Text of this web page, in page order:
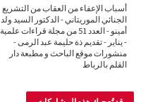
أسباب الإعفاء من العقاب من التشريع
الجنائي الموريتاني - الدكتور السيد ولد
أمينو - العدد 51 من مجلة قراءات علمية
- يناير - تقديم ذة حليمة عبد الرمى -
منشورات موقع الباحث و مطبعة دار
القلم بالرباط